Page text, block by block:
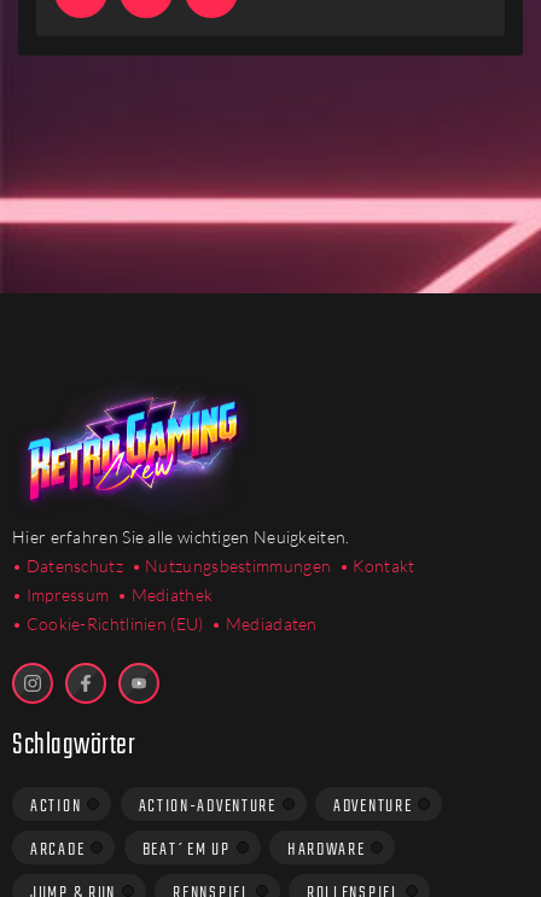
Hier erfahren Sie alle wichtigen Neuigkeiten.
• Datenschutz • Nutzungsbestimmungen • Kontakt
• Impressum • Mediathek
• Cookie-Richtlinien (EU) • Mediadaten
Schlagwörter
ACTION ACTION-ADVENTURE
ADVENTURE
ARCADE
BEAT´EM UP
HARDWARE